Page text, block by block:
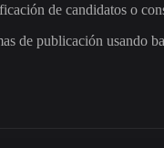
de candidatos o
de publicación usando